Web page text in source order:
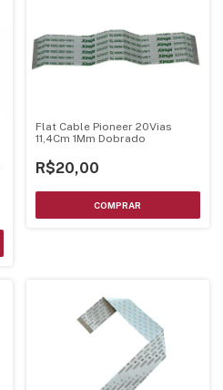
Flat Cable Pioneer 20Vias
11,4Cm 1Mm Dobrado
R$20,00